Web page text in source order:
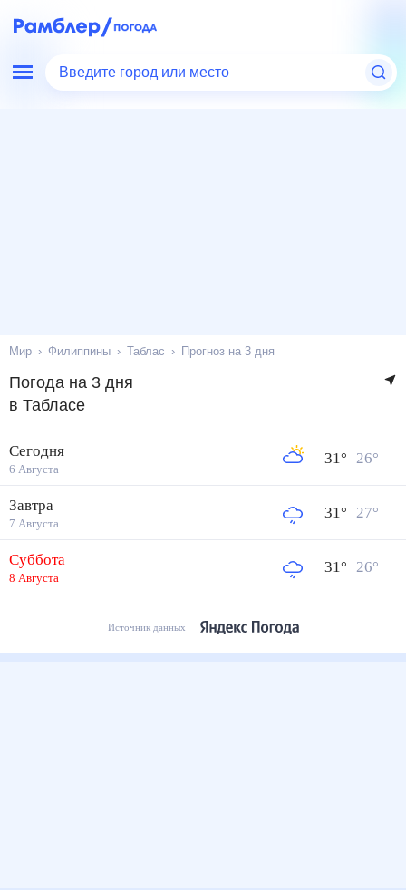
Введите город или место
Мир Филиппины Таблас Прогноз на 3 дня
Погода на 3 дня
в Табласе
Сегодня
6 Августа
31° 26°
Завтра
7 Августа
31° 27°
Суббота
8 Августа
31° 26°
Источник данных